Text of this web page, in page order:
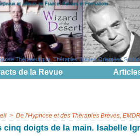
et ailleurs en France. Revues et Formations
Thérapeutique, Thérapies Brèves Orientées
de la Revue
> De l'Hypnose et des Thérapies Brèves,
cinq doigts de la main. Isabelle